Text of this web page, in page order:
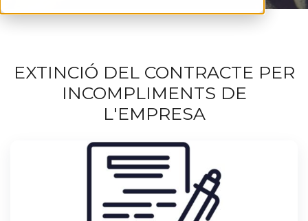
EXTINCIÓ DEL CONTRACTE PER
INCOMPLIMENTS DE
L'EMPRESA